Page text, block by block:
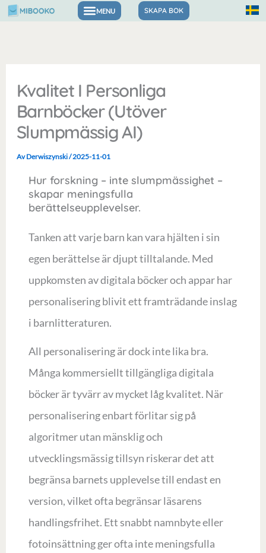
Hoppa
SKAPA BOK
Kvalitet I Personliga
Barnböcker (utöver
Slumpmässig AI)
Av Derwiszynski/2025-11-01
Hur forskning – inte slumpmässighet –
skapar meningsfulla
berättelseupplevelser.
Tanken att varje barn kan vara hjälten i sin
egen berättelse är djupt tilltalande. Med
uppkomsten av digitala böcker och appar har
personalisering blivit ett framträdande inslag
i barnlitteraturen.
All personalisering är dock inte lika bra.
Många kommersiellt tillgängliga digitala
böcker är tyvärr av mycket låg kvalitet. När
personalisering enbart förlitar sig på
algoritmer utan mänsklig och
utvecklingsmässig tillsyn riskerar det att
begränsa barnets upplevelse till endast en
version, vilket ofta begränsar läsarens
handlingsfrihet. Ett snabbt namnbyte eller
fotoinsättning ger ofta inte meningsfulla